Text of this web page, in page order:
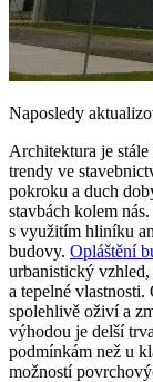
Naposledy
Architektura je
trendy ve
pokroku a duch
stavbách kolem
s využitím hliníku
budovy. Opláštění
urbanistický
a tepelné vlastnosti.
spolehlivě oživí a
výhodou je delší
podmínkám než u
možností